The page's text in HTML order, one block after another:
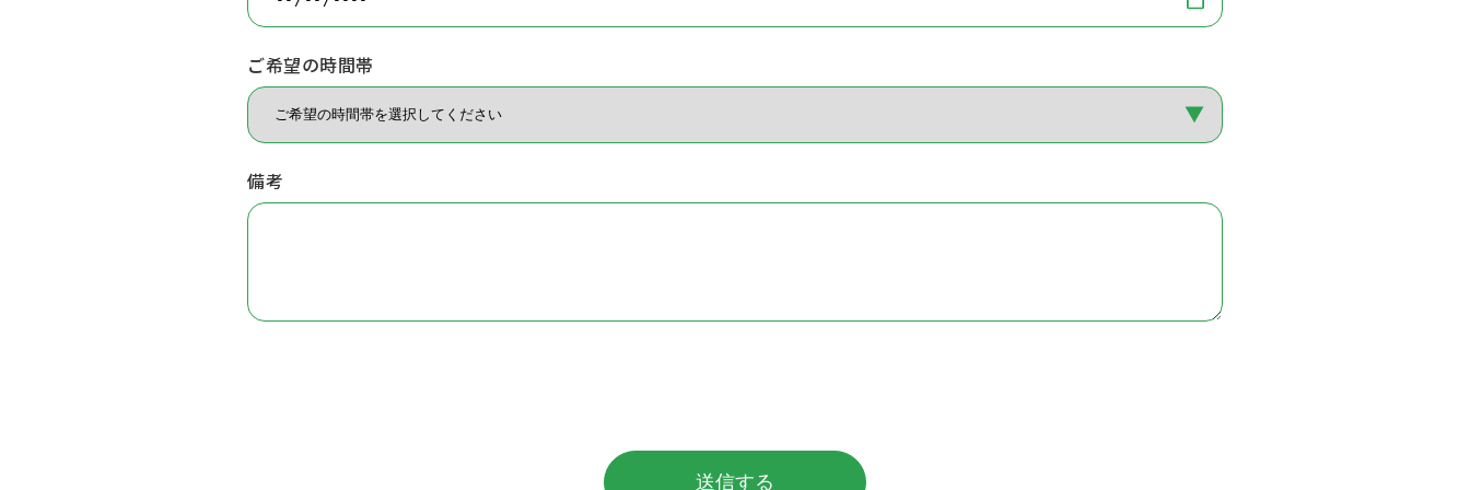
ご希望の時間帯
備考